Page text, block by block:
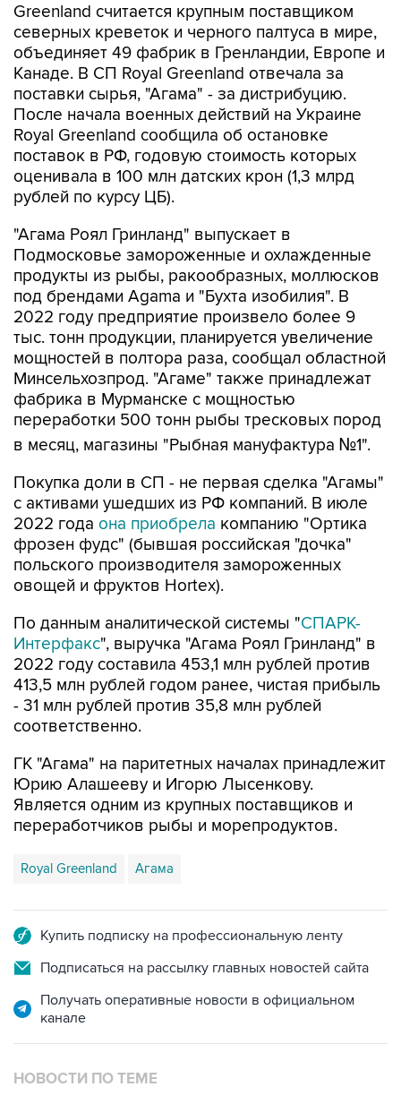
Greenland считается крупным поставщиком
северных креветок и черного палтуса в мире,
объединяет 49 фабрик в Гренландии, Европе и
Канаде. В СП Royal Greenland отвечала за
поставки сырья, "Агама" - за дистрибуцию.
После начала военных действий на Украине
Royal Greenland сообщила об остановке
поставок в РФ, годовую стоимость которых
оценивала в 100 млн датских крон (1,3 млрд
рублей по курсу ЦБ).
"Агама Роял Гринланд" выпускает в
Подмосковье замороженные и охлажденные
продукты из рыбы, ракообразных, моллюсков
под брендами Agama и "Бухта изобилия". В
2022 году предприятие произвело более 9
тыс. тонн продукции, планируется увеличение
мощностей в полтора раза, сообщал областной
Минсельхозпрод. "Агаме" также принадлежат
фабрика в Мурманске с мощностью
переработки 500 тонн рыбы тресковых пород
в месяц, магазины "Рыбная мануфактура №1".
Покупка доли в СП - не первая сделка "Агамы"
с активами ушедших из РФ компаний. В июле
2022 года она приобрела компанию "Ортика
фрозен фудс" (бывшая российская "дочка"
польского производителя замороженных
овощей и фруктов Hortex).
По данным аналитической системы "СПАРК-
Интерфакс", выручка "Агама Роял Гринланд" в
2022 году составила 453,1 млн рублей против
413,5 млн рублей годом ранее, чистая прибыль
- 31 млн рублей против 35,8 млн рублей
соответственно.
ГК "Агама" на паритетных началах принадлежит
Юрию Алашееву и Игорю Лысенкову.
Является одним из крупных поставщиков и
переработчиков рыбы и морепродуктов.
Royal Greenland Агама
Купить подписку на профессиональную ленту
Подписаться на рассылку главных новостей сайта
Получать оперативные новости в официальном
канале
НОВОСТИ ПО ТЕМЕ